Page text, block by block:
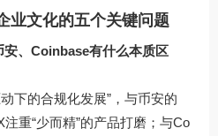
业文化的五个关键问题
、Coinbase有什么本质区
下的合规化发展”，与币安的
重“少而精”的产品打磨；与Co